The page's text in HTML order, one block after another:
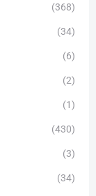
(368)
(34)
(6)
(2)
(1)
(430)
(3)
(34)